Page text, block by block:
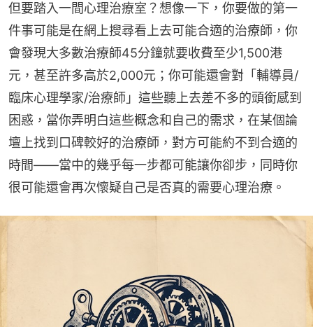
但要踏入一間心理治療室？想像一下，你要做的第一
件事可能是在網上搜尋看上去可能合適的治療師，你
會發現大多數治療師45分鐘就要收費至少1,500港
元，甚至許多高於2,000元；你可能還會對「輔導員/
臨床心理學家/治療師」這些聽上去差不多的頭銜感到
困惑，當你弄明白這些概念和自己的需求，在某個論
壇上找到口碑較好的治療師，對方可能約不到合適的
時間——當中的幾乎每一步都可能讓你卻步，同時你
很可能還會再次懷疑自己是否真的需要心理治療。